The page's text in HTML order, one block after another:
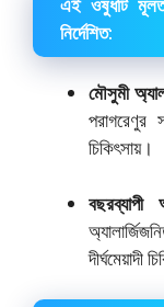
নির্দেশিত:
মৌসুমী
পরাগরেণুর
চিকিৎসায়।
বছরব্যাপী
দীর্ঘমেয়াদী